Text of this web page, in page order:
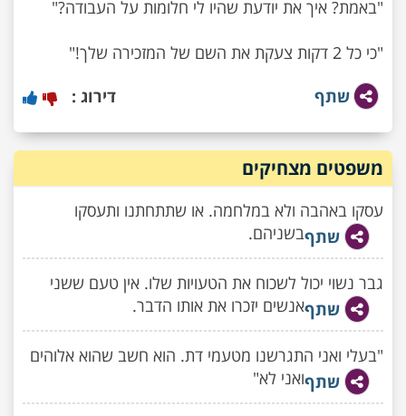
"כי כל 2 דקות צעקת את השם של המזכירה שלך!"
שתף
דירוג :
משפטים מצחיקים
עסקו באהבה ולא במלחמה. או שתתחתנו ותעסקו
בשניהם.שתף
גבר נשוי יכול לשכוח את הטעויות שלו. אין טעם ששני
אנשים יזכרו את אותו הדבר.שתף
"בעלי ואני התגרשנו מטעמי דת. הוא חשב שהוא אלוהים
ואני לא"שתף